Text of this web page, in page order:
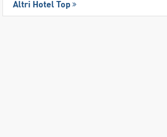
Altri Hotel Top